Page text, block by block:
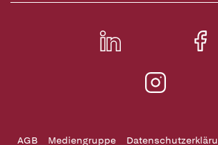
AGB Mediengruppe